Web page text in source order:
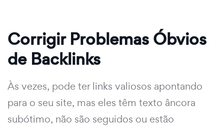
Corrigir Problemas Óbvios
de Backlinks
Às vezes, pode ter links valiosos apontando
para o seu site, mas eles têm texto âncora
subótimo, não são seguidos ou estão